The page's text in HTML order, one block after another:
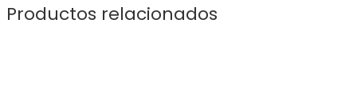
Productos relacionados